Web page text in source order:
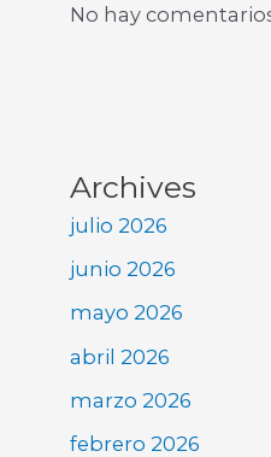
No hay
Archives
julio 2026
junio 2026
mayo 2026
abril 2026
marzo 2026
febrero 2026